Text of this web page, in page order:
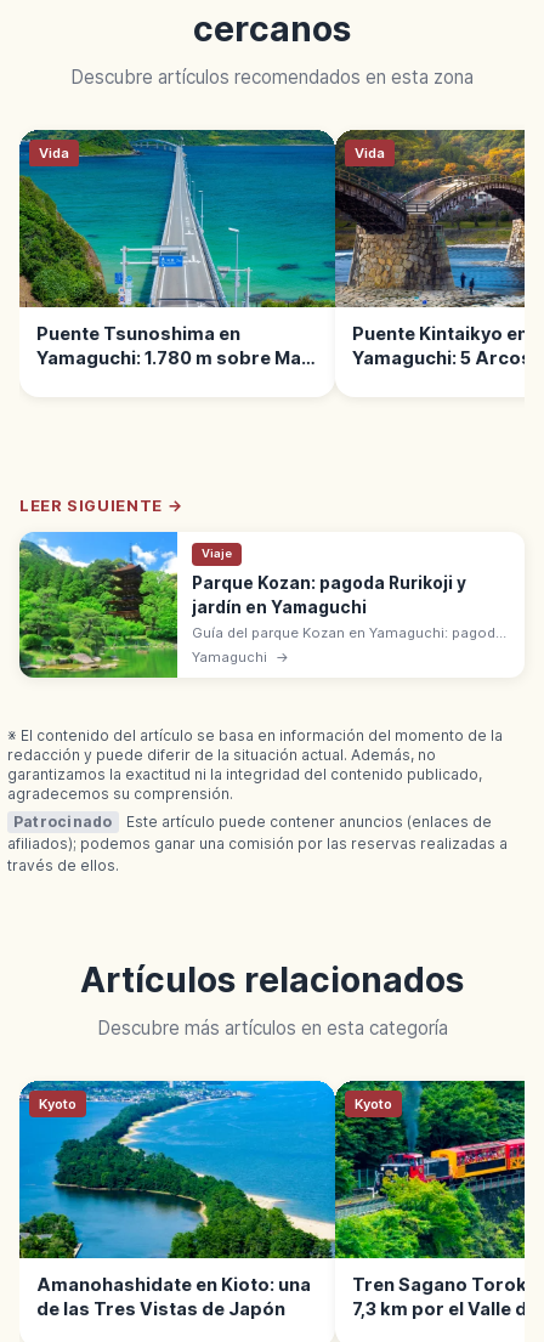
cercanos
Descubre artículos recomendados en esta zona
Vida
Puente Tsunoshima en
Yamaguchi: 1.780 m sobre Mar
Vida
Puente Kintaikyo en
Yamaguchi: 5 Arcos
LEER SIGUIENTE →
Viaje
Parque Kozan: pagoda Rurikoji y
jardín en Yamaguchi
Guía del parque Kozan en Yamaguchi: pagoda
de cinco pisos de Rurikoji, jardín, sitios
históricos, fotos y normas para pasear con
Yamaguchi →
※ El contenido del artículo se basa en información del momento de la
redacción y puede diferir de la situación actual. Además, no
garantizamos la exactitud ni la integridad del contenido publicado,
agradecemos su comprensión.
Patrocinado
Este artículo puede contener anuncios (enlaces de
afiliados); podemos ganar una comisión por las reservas realizadas a
través de ellos.
Artículos relacionados
Descubre más artículos en esta categoría
Kyoto
Amanohashidate en Kioto: una
de las Tres Vistas de Japón
Kyoto
Tren Sagano
7,3 km por el Valle